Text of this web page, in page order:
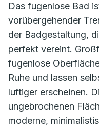
Das fugenlose Bad
vorübergehender
der Badgestaltung,
perfekt vereint.
fugenlose
Ruhe und lassen
luftiger erscheinen.
ungebrochenen
moderne,